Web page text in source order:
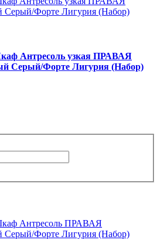
Антресоль узкая ПРАВАЯ
Форте Лигурия (Набор)